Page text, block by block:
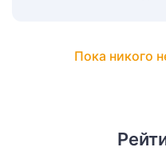
Пока никого